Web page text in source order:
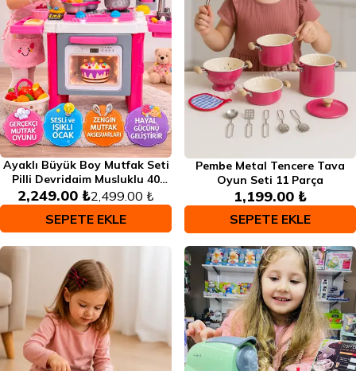
SEPETE EKLE
Ayaklı Büyük Boy Mutfak Seti
Pilli Devridaim Musluklu 40
Parça Oyuncak Seti
2,249.00 ₺2,499.00 ₺
SEPETE EKLE
Pembe Metal Tencere Tava
Oyun Seti 11 Parça
1,199.00 ₺